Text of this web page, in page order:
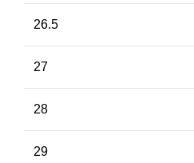
26.5
27
28
29